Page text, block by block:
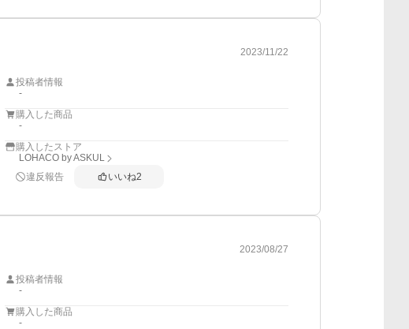
2023/11/22
投稿者情報
-
購入した商品
-
購入したストア
LOHACO by ASKUL
違反報告
いいね2
2023/08/27
投稿者情報
-
購入した商品
-